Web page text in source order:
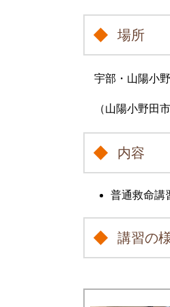
場所
宇部・山陽小
（山陽小野田
内容
普通救命講
講習の